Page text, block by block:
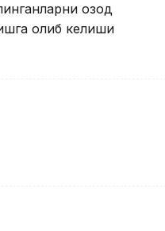
озод
олиб келиши